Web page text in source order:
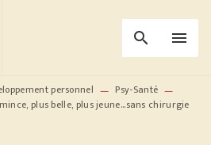
search menu
personnel — Psy-Santé —
plus belle, plus jeune...sans chirurgie